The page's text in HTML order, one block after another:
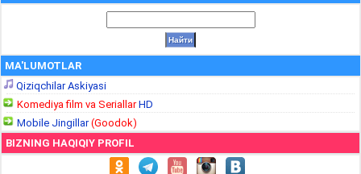
MA'LUMOTLAR
Qiziqchilar Askiyasi
Komediya film va SeriallarHD
Mobile Jingillar(Goodok)
BIZNING HAQIQIY PROFIL